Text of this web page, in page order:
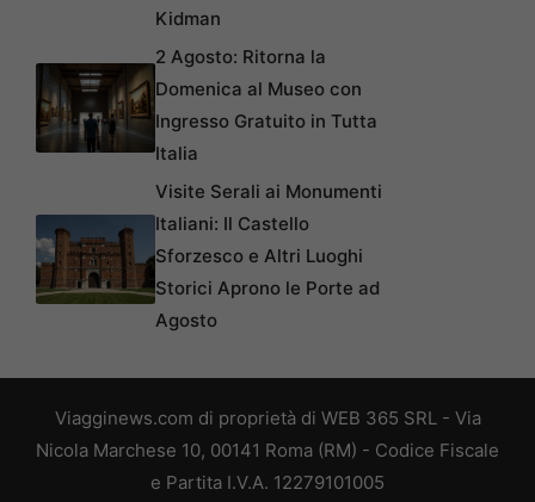
Kidman
2 Agosto: Ritorna la
Domenica al Museo con
Ingresso Gratuito in Tutta
Italia
Visite Serali ai Monumenti
Italiani: Il Castello
Sforzesco e Altri Luoghi
Storici Aprono le Porte ad
Agosto
Viagginews.com di proprietà di WEB 365 SRL - Via
Nicola Marchese 10, 00141 Roma (RM) - Codice Fiscale
e Partita I.V.A. 12279101005